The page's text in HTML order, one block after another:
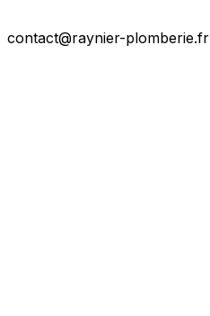
contact@raynier-plomberie.fr